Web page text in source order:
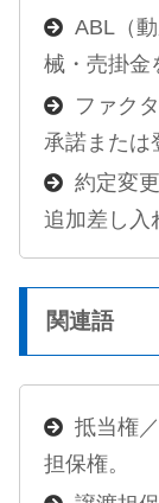
ABL（
械・売掛金
ファク
承諾または
約定変
追加差し入
関連語
抵当権
担保権。